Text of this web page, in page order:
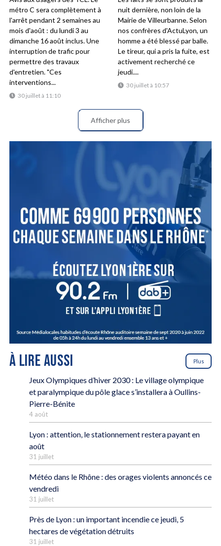
30 juillet à 11:10
métro C sera complètement à
l'arrêt pendant 2 semaines au
mois d'août : du lundi 3 au
dimanche 16 août inclus. Une
interruption de trafic pour
permettre des travaux
d'entretien. "Ces
interventions...
30 juillet à 10:57
nuit dernière, non loin de la
Mairie de Villeurbanne. Selon
nos confrères d'ActuLyon, un
homme a été blessé par balle.
Le tireur, qui a pris la fuite, est
activement recherché ce
jeudi....
Afficher plus
À LIRE AUSSI Plus
Jeux Olympiques d’hiver 2030 : Le village olympique
et paralympique du pôle glace s’installera à Oullins-
Pierre-Bénite
4 août
Lyon : attention, le stationnement restera payant en
août
31 juillet
Météo dans le Rhône : des orages violents annoncés ce
vendredi
31 juillet
Près de Lyon : un important incendie ce jeudi, 5
hectares de végétation détruits
31 juillet